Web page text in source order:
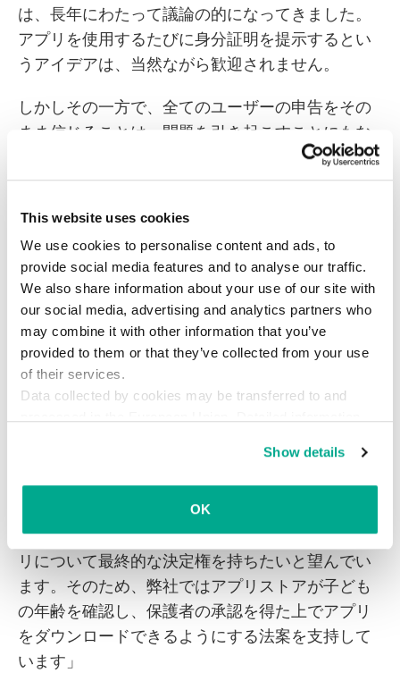
This website uses cookies
We use cookies to personalise content and ads, to
provide social media features and to analyse our traffic.
We also share information about your use of our site with
our social media, advertising and analytics partners who
may combine it with other information that you’ve
provided to them or that they’ve collected from your use
of their services.
Data collected by cookies may be transferred to and
Show details
OK
は、長年にわたって議論の的になってきました。
アプリを使用するたびに身分証明を提示するとい
うアイデアは、当然ながら歓迎されません。
しかしその一方で、全てのユーザーの申告をその
まま信じることは、問題を引き起こすことにもな
ります。何しろ、11歳の子どもでも、TikTok、
Instagram、Facebookに登録するために自分の年
アプリ開発者とアプリストアは、子どもの年齢確
認の責任を互いに押し付け合うことに躍起になっ
ています。アプリ開発者のうちMetaは、年齢確認
はアプリストアの義務だと声高に主張していま
す。そして、アプリストアの中でも特にApple
は、責任はアプリ開発者にあると主張していま
す。
多くの人々は、この問題に関するAppleの新たな
うに述べています。
「保護者は、自分の10代の子どもが使用するアプ
リについて最終的な決定権を持ちたいと望んでい
ます。そのため、弊社ではアプリストアが子ども
の年齢を確認し、保護者の承認を得た上でアプリ
をダウンロードできるようにする法案を支持して
います」